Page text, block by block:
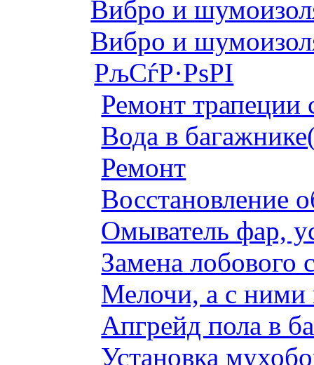
Вибро и
Вибро и
РљСѓР·РѕРІ
Ремонт трапеции
Вода в
Ремонт
Восстановление
Омыватель фар,
Замена лобового
Мелочи, а с ними
Апгрейд пола в
Установка